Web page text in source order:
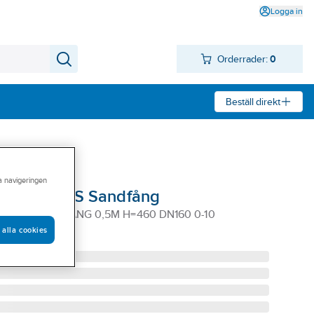
Logga in
Orderrader: 0
Beställ direkt
in V100S Sandfång
V100S SANDFÅNG 0,5M H=460 DN160 0-10
navigeringen
alla cookies